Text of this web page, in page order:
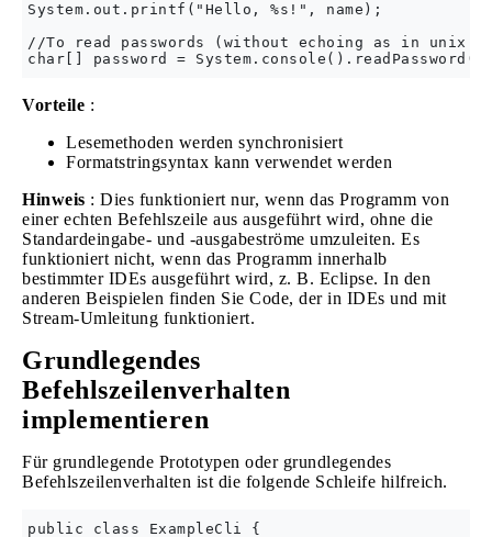
System.out.printf("Hello, %s!", name);
//To read passwords (without echoing as in unix
Vorteile :
Lesemethoden werden synchronisiert
Formatstringsyntax kann verwendet werden
Hinweis : Dies funktioniert nur, wenn das Programm von
einer echten Befehlszeile aus ausgeführt wird, ohne die
Standardeingabe- und -ausgabeströme umzuleiten. Es
funktioniert nicht, wenn das Programm innerhalb
bestimmter IDEs ausgeführt wird, z. B. Eclipse. In den
anderen Beispielen finden Sie Code, der in IDEs und mit
Stream-Umleitung funktioniert.
Grundlegendes
Befehlszeilenverhalten
implementieren
Für grundlegende Prototypen oder grundlegendes
Befehlszeilenverhalten ist die folgende Schleife hilfreich.
public class ExampleCli {